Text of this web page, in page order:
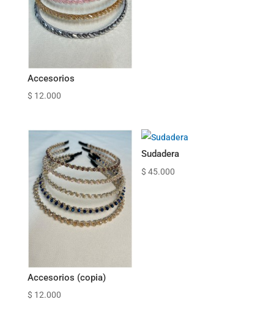
Accesorios
$ 12.000
Accesorios (copia)
$ 12.000
Sudadera
$ 45.000